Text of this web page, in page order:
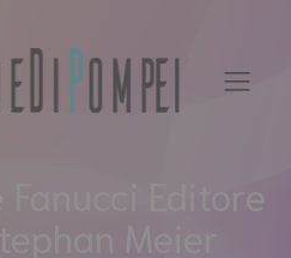
Fanucci Editore